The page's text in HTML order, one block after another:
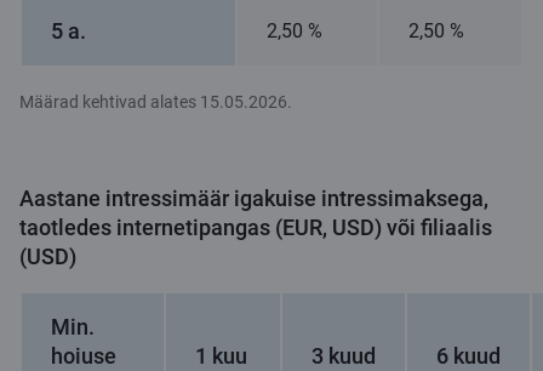
5 a. 2,50 % 2,50 %
Määrad kehtivad alates 15.05.2026.
Aastane intressimäär igakuise intressimaksega,
taotledes internetipangas (EUR, USD) või filiaalis
(USD)
Min.
hoiuse
1 kuu 3 kuud 6 kuud